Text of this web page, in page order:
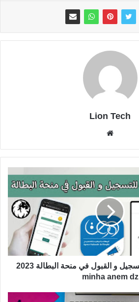
Lion Tech
الطريقة الصحيحة للتسجيل و القبول في منحة البطالة 2023
minha anem dz